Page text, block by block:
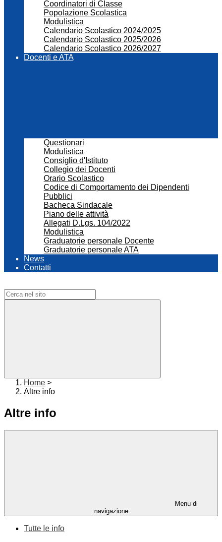
Coordinatori di Classe
Popolazione Scolastica
Modulistica
Calendario Scolastico 2024/2025
Calendario Scolastico 2025/2026
Calendario Scolastico 2026/2027
Docenti e ATA
Questionari
Modulistica
Consiglio d'Istituto
Collegio dei Docenti
Orario Scolastico
Codice di Comportamento dei Dipendenti
Pubblici
Bacheca Sindacale
Piano delle attività
Allegati D.Lgs. 104/2022
Modulistica
Graduatorie personale Docente
Graduatorie personale ATA
News
Contatti
Home >
Altre info
Altre info
Menu di
navigazione
Tutte le info